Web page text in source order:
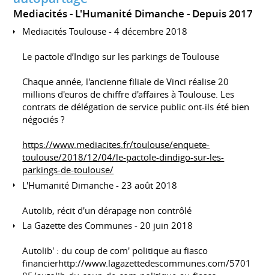
Mediacités - L'Humanité Dimanche Depuis 2017
Mediacités Toulouse - 4 décembre 2018
Le pactole d’Indigo sur les parkings de Toulouse
Chaque année, l'ancienne filiale de Vinci réalise 20
millions d'euros de chiffre d'affaires à Toulouse. Les
contrats de délégation de service public ont-ils été bien
négociés ?
https://www.mediacites.fr/toulouse/enquete-
toulouse/2018/12/04/le-pactole-dindigo-sur-les-
parkings-de-toulouse/
L'Humanité Dimanche - 23 août 2018
Autolib, récit d'un dérapage non contrôlé
La Gazette des Communes - 20 juin 2018
Autolib' : du coup de com' politique au fiasco
financierhttp://www.lagazettedescommunes.com/5701